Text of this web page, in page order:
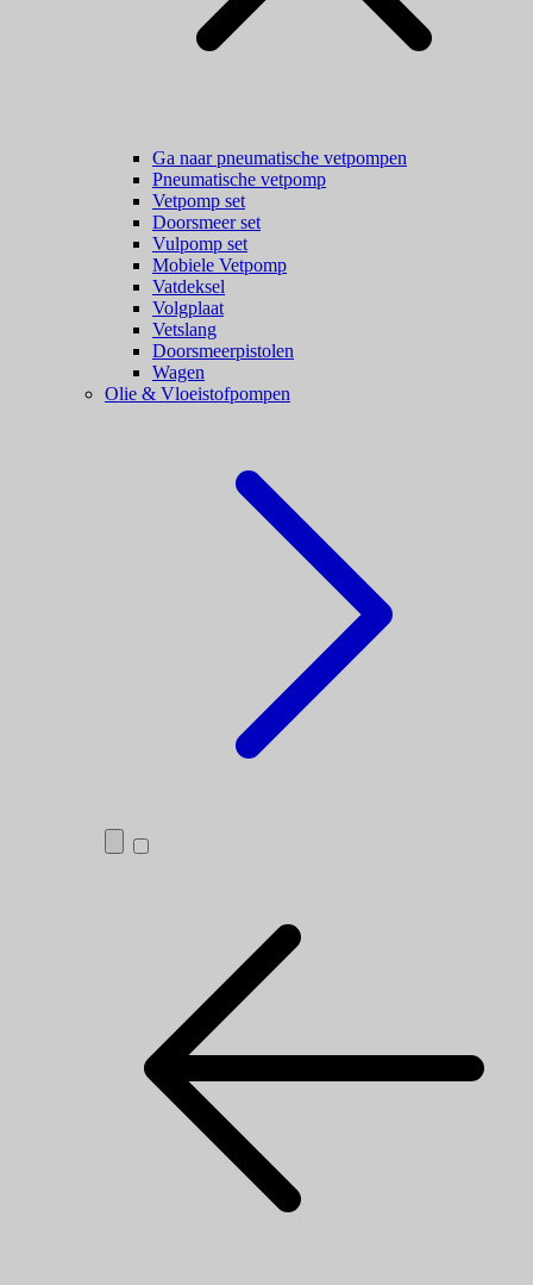
Ga naar pneumatische vetpompen
Pneumatische vetpomp
Vetpomp set
Doorsmeer set
Vulpomp set
Mobiele Vetpomp
Vatdeksel
Volgplaat
Vetslang
Doorsmeerpistolen
Wagen
Olie & Vloeistofpompen